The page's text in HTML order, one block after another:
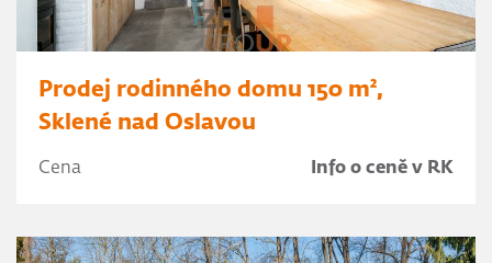
Prodej rodinného domu 150 m²,
Sklené nad Oslavou
Cena Info o ceně v RK